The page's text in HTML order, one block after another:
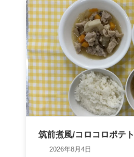
筑前煮風/コロコロポテト
2026年8月4日